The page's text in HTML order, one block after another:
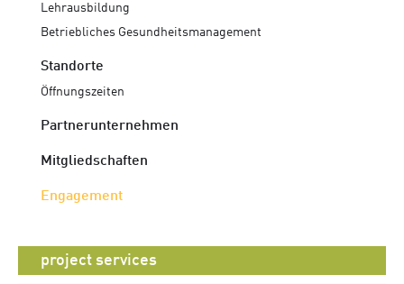
Lehrausbildung
Betriebliches Gesundheitsmanagement
Standorte
Öffnungszeiten
Partnerunternehmen
Mitgliedschaften
Engagement
project services